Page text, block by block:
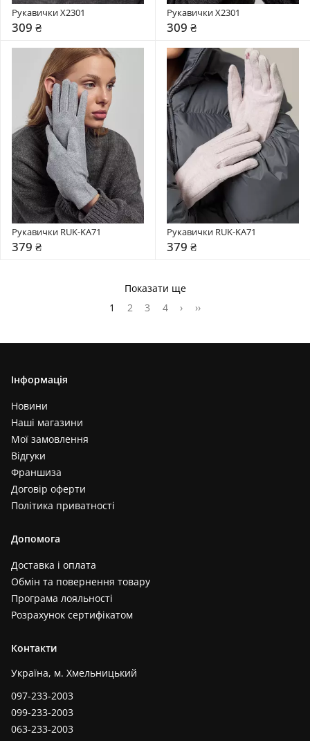
Рукавички X2301
309 ₴
Рукавички X2301
309 ₴
Рукавички RUK-KA71
379 ₴
Рукавички RUK-KA71
379 ₴
Показати ще
1
2 3 4 › ››
Інформація
Новини
Наші магазини
Мої замовлення
Відгуки
Франшиза
Договір оферти
Політика приватності
Допомога
Доставка і оплата
Обмін та повернення товару
Програма лояльності
Розрахунок сертифікатом
Контакти
Україна, м. Хмельницький
097-233-2003
099-233-2003
063-233-2003